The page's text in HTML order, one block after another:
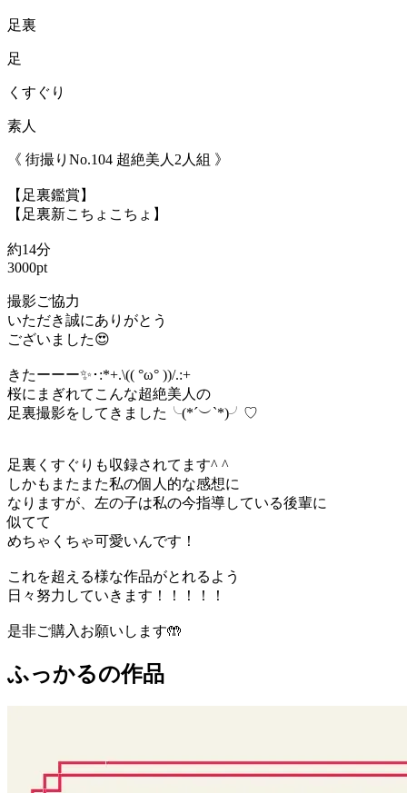
足裏
足
くすぐり
素人
《 街撮りNo.104 超絶美人2人組 》
【足裏鑑賞】
【足裏新こちょこちょ】
約14分
3000pt
撮影ご協力
いただき誠にありがとう
ございました😍
きたーーー✨･:*+.\(( °ω° ))/.:+
桜にまぎれてこんな超絶美人の
足裏撮影をしてきました╰(*´︶`*)╯♡
足裏くすぐりも収録されてます^ ^
しかもまたまた私の個人的な感想に
なりますが、左の子は私の今指導している後輩に
似てて
めちゃくちゃ可愛いんです！
これを超える様な作品がとれるよう
日々努力していきます！！！！！
是非ご購入お願いします🤲
ふっかるの作品